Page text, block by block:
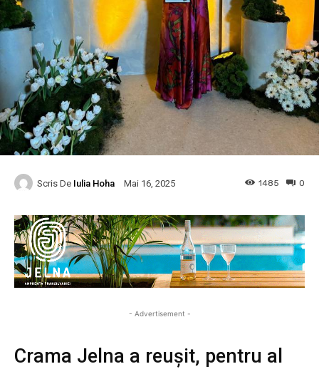
Scris De Iulia Hoha Mai 16, 2025 0
1485
- Advertisement -
Crama Jelna a reușit, pentru al